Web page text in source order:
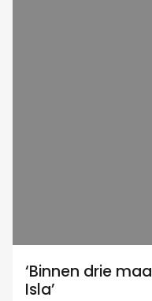
‘Binnen drie
Isla’